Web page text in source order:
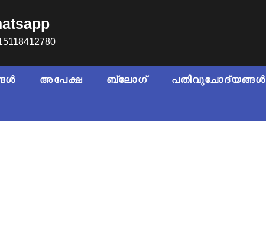
അപേക്ഷ ബ്ലോഗ് പതിവുചോദ്യങ്ങൾ